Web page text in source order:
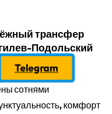
трансфер
Подольский
Telegram
сотнями
комфорт